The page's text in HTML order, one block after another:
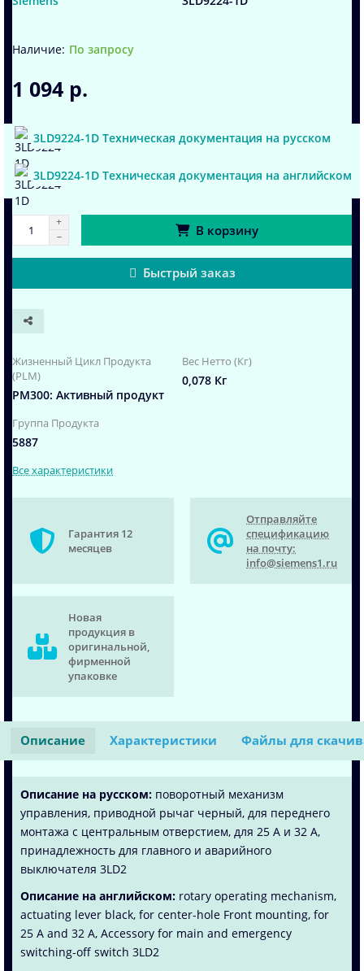
По запросу
1 094 р.
3LD9224-1D Техническая документация на русском
3LD9224-1D Техническая документация на английском
В корзину
Быстрый заказ
Жизненный Цикл Продукта
(PLM)
PM300: Активный продукт
Вес Нетто (Кг)
0,078 Кг
Группа Продукта
5887
Все характеристики
Гарантия 12
месяцев
Отправляйте
спецификацию
на почту:
info@siemens1.ru
Новая
продукция в
оригинальной,
фирменной
упаковке
Описание Характеристики Файлы для
Описание на русском: поворотный механизм
управления, приводной рычаг черный, для переднего
монтажа с центральным отверстием, для 25 A и 32 A,
принадлежность для главного и аварийного
выключателя 3LD2
Описание на английском: rotary operating mechanism,
actuating lever black, for center-hole Front mounting, for
25 A and 32 A, Accessory for main and emergency
switching-off switch 3LD2